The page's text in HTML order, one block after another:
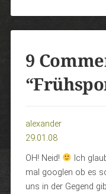
9
“
alexander
29.01.08
OH! Neid!
Ich
mal googlen ob es
uns in der Gegend